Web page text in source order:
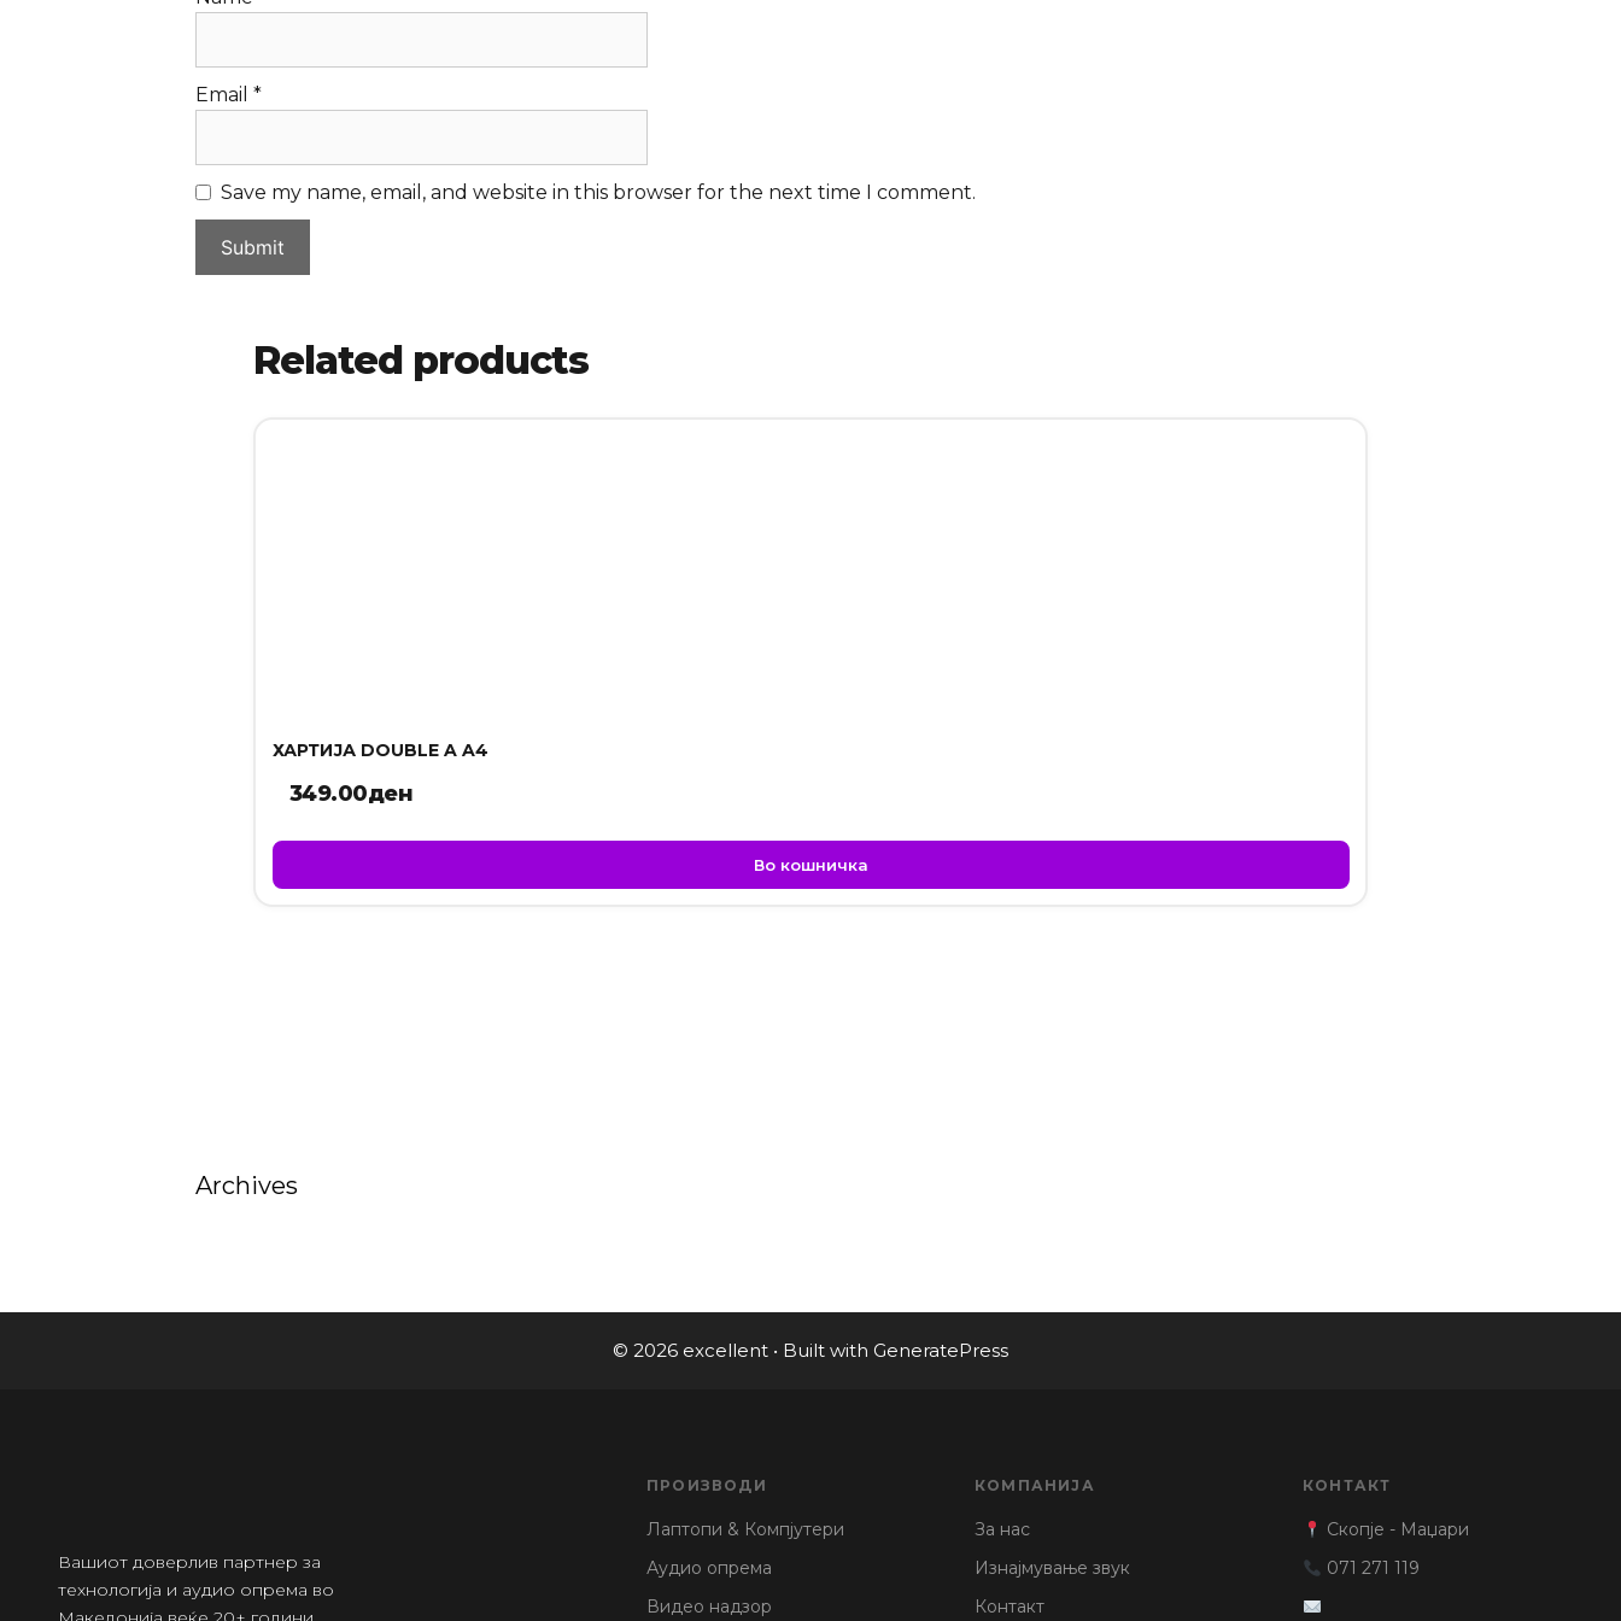
Email *
Save my name, email, and website in this browser for the next time I comment.
Related products
ХАРТИЈА DOUBLE A A4
349.00ден
Во кошничка
Archives
© 2026 excellent • Built with GeneratePress
Вашиот доверлив партнер за
технологија и аудио опрема во
ПРОИЗВОДИ
Лаптопи & Компјутери
Аудио опрема
Видео надзор
КОМПАНИЈА
За нас
Изнајмување звук
Контакт
КОНТАКТ
Скопје - Маџари
071 271 119